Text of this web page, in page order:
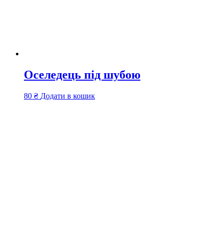
Оселедець під шубою
80 ₴ Додати в кошик